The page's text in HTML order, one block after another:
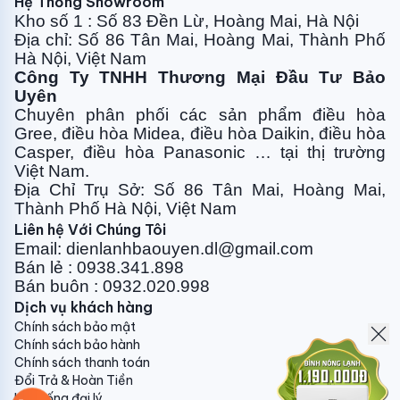
06 tháng kể từ ngày ký biên bản nghiệm thu.
Banhangtaikho.com.vn - Chuyên gia hàng đầu máy
điều hòa không khí tại Việt Nam
Kho số 1 : Số 83 Đền Lừ, Hoàng Mai, Hà Nội
Địa chỉ: Số 86 Tân Mai, Hoàng Mai, Thành Phố
Hà Nội, Việt Nam
Công Ty TNHH Thương Mại Đầu Tư Bảo
Uyên
Chuyên phân phối các sản phẩm điều hòa
Gree, điều hòa Midea, điều hòa Daikin, điều hòa
Casper, điều hòa Panasonic … tại thị trường
Việt Nam.
Địa Chỉ Trụ Sở: Số 86 Tân Mai, Hoàng Mai,
Thành Phố Hà Nội, Việt Nam
Liên hệ Với Chúng Tôi
Email: dienlanhbaouyen.dl@gmail.com
Bán lẻ : 0938.341.898
Bán buôn : 0932.020.998
Dịch vụ khách hàng
Chính sách bảo mật
Chính sách bảo hành
Chính sách thanh toán
Đổi Trả & Hoàn Tiền